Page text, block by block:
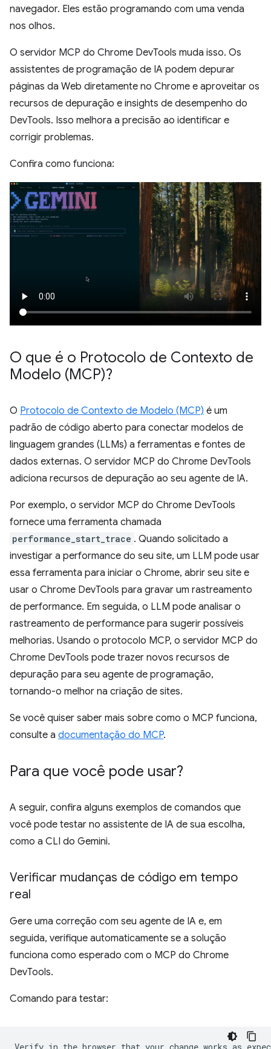
navegador. Eles estão programando com uma venda
nos olhos.
O servidor MCP do Chrome DevTools muda isso. Os
assistentes de programação de IA podem depurar
páginas da Web diretamente no Chrome e aproveitar os
recursos de depuração e insights de desempenho do
DevTools. Isso melhora a precisão ao identificar e
corrigir problemas.
Confira como funciona:
O que é o Protocolo de Contexto de
Modelo (MCP)?
O Protocolo de Contexto de Modelo (MCP) é um
padrão de código aberto para conectar modelos de
linguagem grandes (LLMs) a ferramentas e fontes de
dados externas. O servidor MCP do Chrome DevTools
adiciona recursos de depuração ao seu agente de IA.
Por exemplo, o servidor MCP do Chrome DevTools
fornece uma ferramenta chamada
performance_start_trace . Quando solicitado a
investigar a performance do seu site, um LLM pode usar
essa ferramenta para iniciar o Chrome, abrir seu site e
usar o Chrome DevTools para gravar um rastreamento
de performance. Em seguida, o LLM pode analisar o
rastreamento de performance para sugerir possíveis
melhorias. Usando o protocolo MCP, o servidor MCP do
Chrome DevTools pode trazer novos recursos de
depuração para seu agente de programação,
tornando-o melhor na criação de sites.
Se você quiser saber mais sobre como o MCP funciona,
consulte a documentação do MCP.
Para que você pode usar?
A seguir, confira alguns exemplos de comandos que
você pode testar no assistente de IA de sua escolha,
como a CLI do Gemini.
Verificar mudanças de código em tempo
real
Gere uma correção com seu agente de IA e, em
seguida, verifique automaticamente se a solução
funciona como esperado com o MCP do Chrome
DevTools.
Comando para testar: